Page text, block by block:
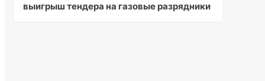
выигрыш тендера на газовые разрядники